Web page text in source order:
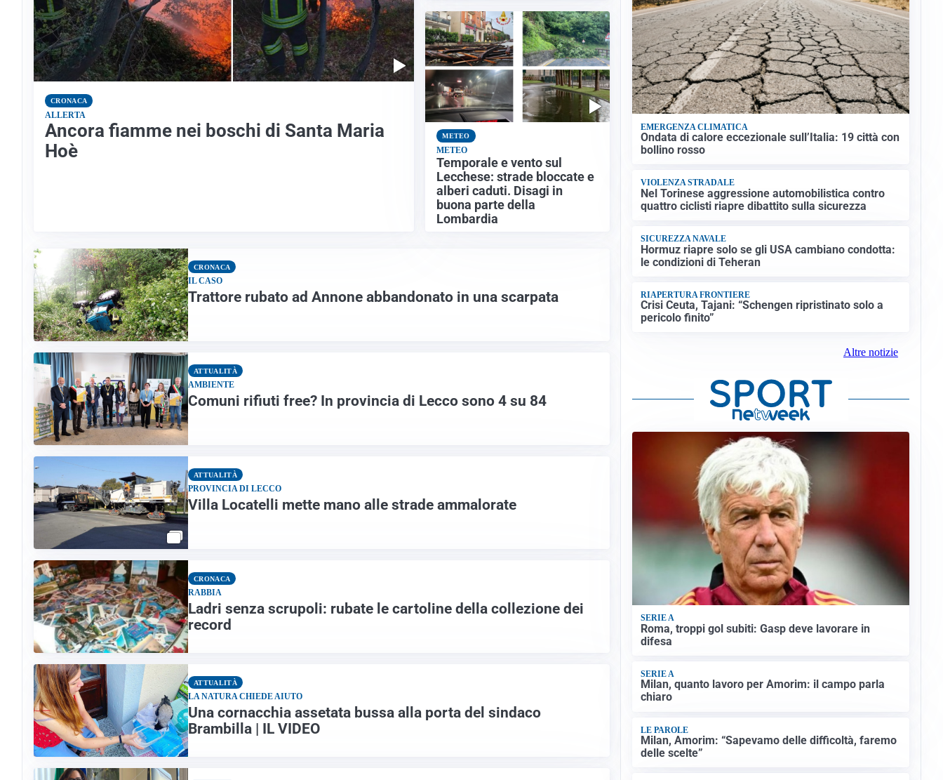
CRONACA
ALLERTA
Ancora fiamme nei boschi di Santa Maria
Hoè
METEO
METEO
Temporale e vento sul
Lecchese: strade bloccate e
alberi caduti. Disagi in
buona parte della
Lombardia
CRONACA
IL CASO
Trattore rubato ad Annone abbandonato in una scarpata
ATTUALITÀ
AMBIENTE
Comuni rifiuti free? In provincia di Lecco sono 4 su 84
ATTUALITÀ
PROVINCIA DI LECCO
Villa Locatelli mette mano alle strade ammalorate
CRONACA
RABBIA
Ladri senza scrupoli: rubate le cartoline della collezione dei
record
ATTUALITÀ
LA NATURA CHIEDE AIUTO
Una cornacchia assetata bussa alla porta del sindaco
Brambilla | IL VIDEO
EMERGENZA CLIMATICA
Ondata di calore eccezionale sull’Italia: 19 città con
bollino rosso
VIOLENZA STRADALE
Nel Torinese aggressione automobilistica contro
quattro ciclisti riapre dibattito sulla sicurezza
SICUREZZA NAVALE
Hormuz riapre solo se gli USA cambiano condotta:
le condizioni di Teheran
RIAPERTURA FRONTIERE
Crisi Ceuta, Tajani: “Schengen ripristinato solo a
pericolo finito”
Altre notizie
SERIE A
Roma, troppi gol subiti: Gasp deve lavorare in
difesa
SERIE A
Milan, quanto lavoro per Amorim: il campo parla
chiaro
LE PAROLE
Milan, Amorim: “Sapevamo delle difficoltà, faremo
delle scelte”